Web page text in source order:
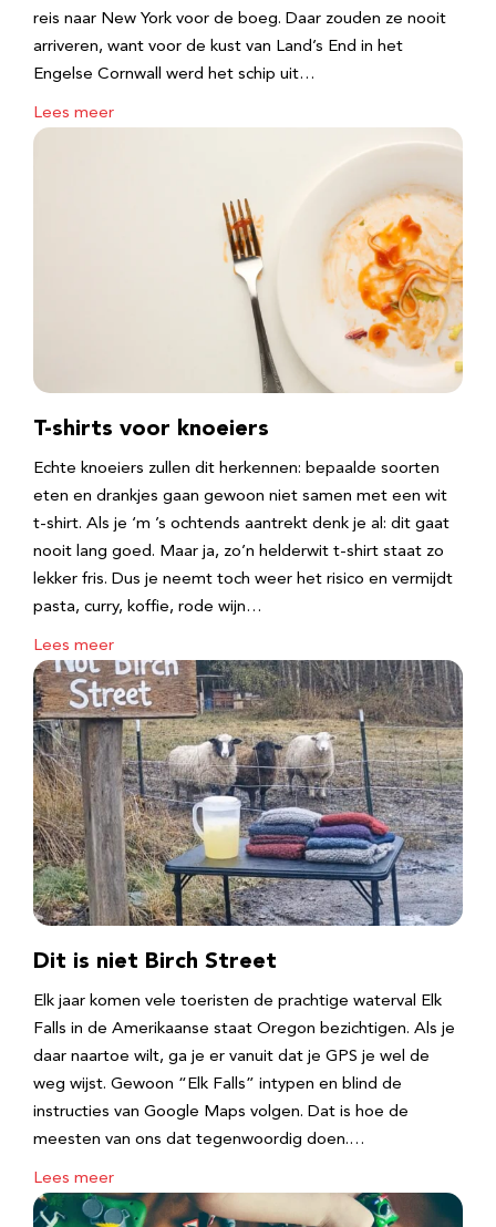
reis naar New York voor de boeg. Daar zouden ze nooit
arriveren, want voor de kust van Land’s End in het
Engelse Cornwall werd het schip uit…
Lees meer
T-shirts voor knoeiers
Echte knoeiers zullen dit herkennen: bepaalde soorten
eten en drankjes gaan gewoon niet samen met een wit
t-shirt. Als je ‘m ’s ochtends aantrekt denk je al: dit gaat
nooit lang goed. Maar ja, zo’n helderwit t-shirt staat zo
lekker fris. Dus je neemt toch weer het risico en vermijdt
pasta, curry, koffie, rode wijn…
Lees meer
Dit is niet Birch Street
Elk jaar komen vele toeristen de prachtige waterval Elk
Falls in de Amerikaanse staat Oregon bezichtigen. Als je
daar naartoe wilt, ga je er vanuit dat je GPS je wel de
weg wijst. Gewoon “Elk Falls” intypen en blind de
instructies van Google Maps volgen. Dat is hoe de
meesten van ons dat tegenwoordig doen.…
Lees meer